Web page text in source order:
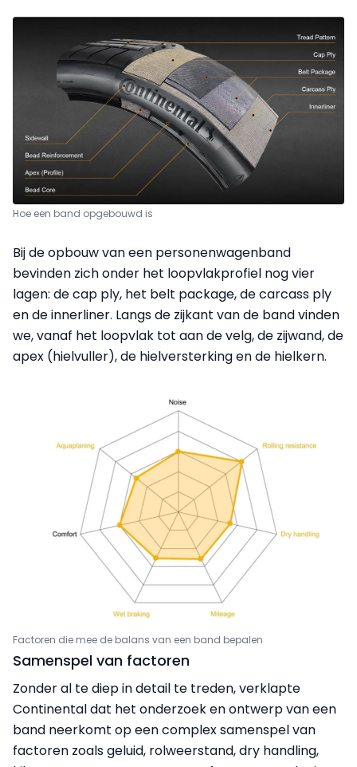
Hoe een band opgebouwd is
Bij de opbouw van een personenwagenband
bevinden zich onder het loopvlakprofiel nog vier
lagen: de cap ply, het belt package, de carcass ply
en de innerliner. Langs de zijkant van de band vinden
we, vanaf het loopvlak tot aan de velg, de zijwand, de
apex (hielvuller), de hielversterking en de hielkern.
Factoren die mee de balans van een band bepalen
Samenspel van factoren
Zonder al te diep in detail te treden, verklapte
Continental dat het onderzoek en ontwerp van een
band neerkomt op een complex samenspel van
factoren zoals geluid, rolweerstand, dry handling,